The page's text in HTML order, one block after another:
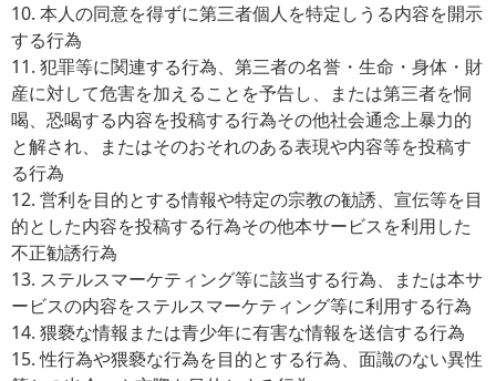
10. 本人の同意を得ずに第三者個人を特定しうる内容を開示
する行為
11. 犯罪等に関連する行為、第三者の名誉・生命・身体・財
産に対して危害を加えることを予告し、または第三者を恫
喝、恐喝する内容を投稿する行為その他社会通念上暴力的
と解され、またはそのおそれのある表現や内容等を投稿す
る行為
12. 営利を目的とする情報や特定の宗教の勧誘、宣伝等を目
的とした内容を投稿する行為その他本サービスを利用した
不正勧誘行為
13. ステルスマーケティング等に該当する行為、または本サ
ービスの内容をステルスマーケティング等に利用する行為
14. 猥褻な情報または青少年に有害な情報を送信する行為
15. 性行為や猥褻な行為を目的とする行為、面識のない異性